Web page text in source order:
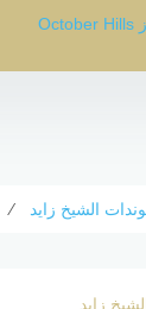
الشيخ زايد ⁄
زايد